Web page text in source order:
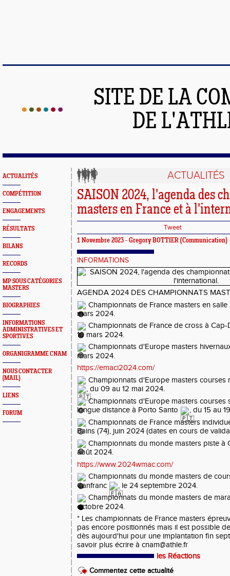
SITE DE LA
DE
ACTUALITÉS
COMPÉTITION
ENGAGEMENTS
RÉSULTATS
BILANS
RECORDS
MP SOUS CATÉGORIES
MASTERS
BIOGRAPHIES
INFORMATIONS
ADMINISTRATIVES ET
SPORTIVES
ORGANIGRAMME CNAM
NOUS CONTACTER
(MAIL)
LIENS
FORUM
ACTUALITÉS
SAISON 2024, l'agenda des
masters en France et à
Tweet
1 Novembre 2023 - Gregory BOTTIER (Communication)
INFORMATIONS
AGENDA 2024 DES CHAMPIONNATS
Championnats de France masters en salle
mars 2024.
Championnats de France de cross à
10 mars 2024.
Championnats d'Europe masters
mars 2024.
https://emaci2024.com/
Championnats d'Europe masters courses
, du 09 au 12 mai 2024.
Championnats d'Europe masters courses
longue distance à Porto Santo
, du 15 au
Championnats de France masters
Bains (74), juin 2024 (dates en cours de
Championnats du monde masters piste
août 2024.
https://www.2024wmac.com/
Championnats du monde masters de
Canfranc
, le 24 septembre 2024.
Championnats du monde masters de
octobre 2024.
* Les championnats de France masters
pas encore positionnés mais il est possible
dès aujourd'hui pour une implantation fin
savoir plus écrire à cnam@athle.fr
les Réactions
Commentez cette actualité